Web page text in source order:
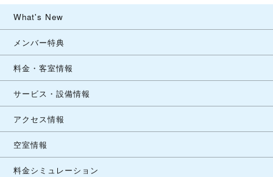
What's New
メンバー特典
料金・客室情報
サービス・設備情報
アクセス情報
空室情報
料金シミュレーション